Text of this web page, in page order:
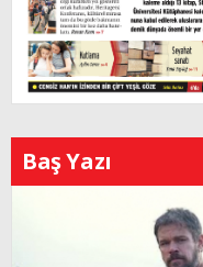
Baş Yazı